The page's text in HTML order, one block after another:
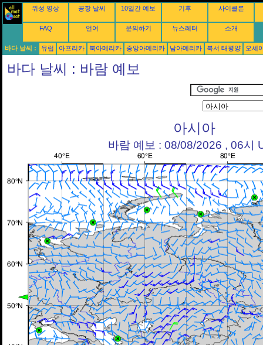
위성 영상 공항 날씨 10일간 예보 기후 사이클론
FAQ 언어 문의하기 뉴스레터 소개
바다 날씨 : 유럽 아프리카 북아메리카 중앙아메리카 남아메리카 북서 태평양 오세
바다 날씨 : 바람 예보
아시아
바람 예보 : 08/08/2026 , 06시